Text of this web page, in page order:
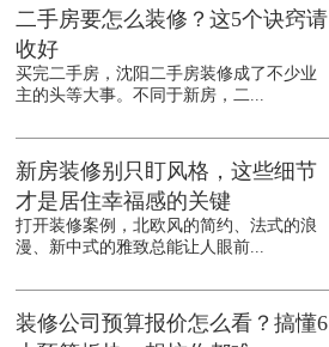
二手房要怎么装修？这5个诀窍请
收好
买完二手房，沈阳二手房装修成了不少业
主的头等大事。不同于新房，二...
新房装修别只盯风格，这些细节
才是居住幸福感的关键
打开装修案例，北欧风的简约、法式的浪
漫、新中式的雅致总能让人眼前...
装修公司预算报价怎么看？搞懂6